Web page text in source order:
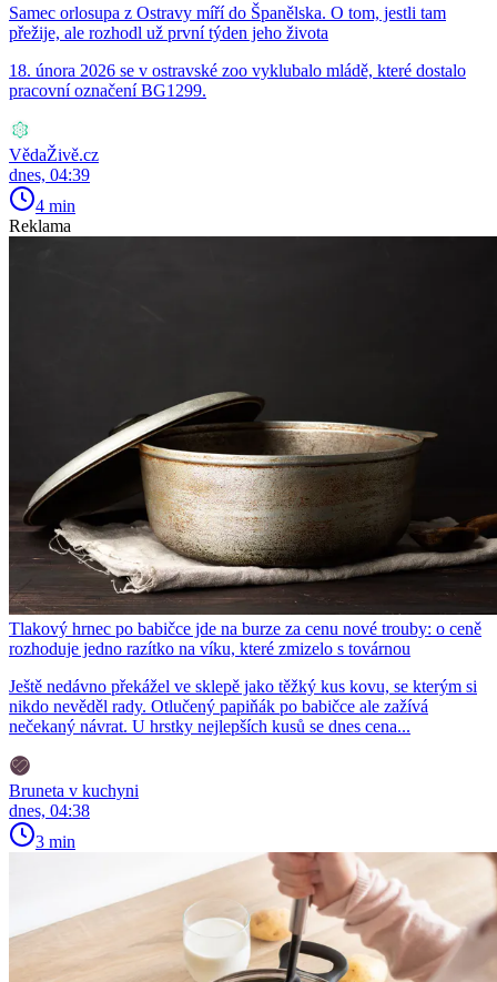
Samec orlosupa z Ostravy míří do Španělska. O tom, jestli tam
přežije, ale rozhodl už první týden jeho života
18. února 2026 se v ostravské zoo vyklubalo mládě, které dostalo
pracovní označení BG1299.
VědaŽivě.cz
dnes, 04:39
4 min
Reklama
Tlakový hrnec po babičce jde na burze za cenu nové trouby: o ceně
rozhoduje jedno razítko na víku, které zmizelo s továrnou
Ještě nedávno překážel ve sklepě jako těžký kus kovu, se kterým si
nikdo nevěděl rady. Otlučený papiňák po babičce ale zažívá
nečekaný návrat. U hrstky nejlepších kusů se dnes cena...
Bruneta v kuchyni
dnes, 04:38
3 min